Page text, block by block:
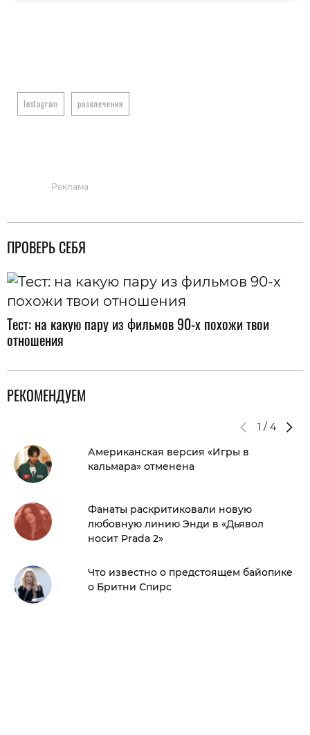
Instagram развлечения
Реклама
ПРОВЕРЬ СЕБЯ
Тест: на какую пару из фильмов 90-х похожи твои
отношения
РЕКОМЕНДУЕМ
1 / 4
Американская версия «Игры в
кальмара» отменена
Фанаты раскритиковали новую
любовную линию Энди в «Дьявол
носит Prada 2»
Что известно о предстоящем байопике
о Бритни Спирс